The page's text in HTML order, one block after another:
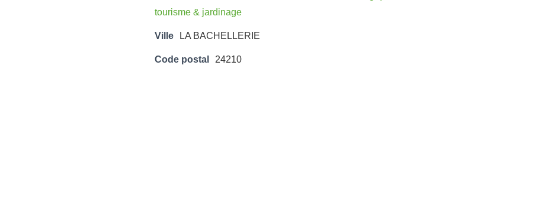
tourisme & jardinage
Ville LA BACHELLERIE
Code postal 24210